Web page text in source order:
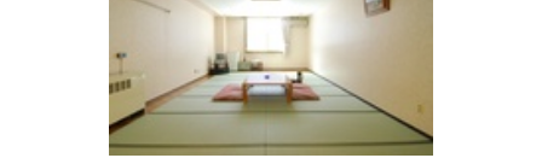
～3名様利用時と4名様以上利用時で料金体系が異なる
ため、料金が増額に変更となります。【現地払い】
また、人数変更に伴い、お部屋数が変更となる場合も
ございます。